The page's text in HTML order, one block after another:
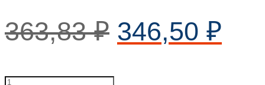
363,83₽ 346,50 ₽
Патрубок